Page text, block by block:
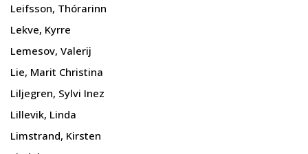
Leifsson, Thórarinn
Lekve, Kyrre
Lemesov, Valerij
Lie, Marit Christina
Liljegren, Sylvi Inez
Lillevik, Linda
Limstrand, Kirsten